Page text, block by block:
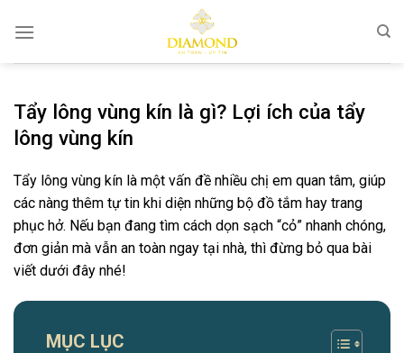
đến
Tẩy lông vùng kín là gì? Lợi ích của tẩy
lông vùng kín
Tẩy lông vùng kín là một vấn đề nhiều chị em quan tâm, giúp
các nàng thêm tự tin khi diện những bộ đồ tắm hay trang
phục hở. Nếu bạn đang tìm cách dọn sạch “cỏ” nhanh chóng,
đơn giản mà vẫn an toàn ngay tại nhà, thì đừng bỏ qua bài
viết dưới đây nhé!
MỤC LỤC